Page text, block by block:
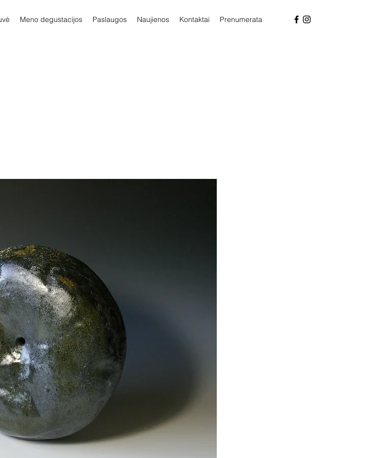
Meno degustacijos Paslaugos Naujienos Kontaktai Prenumerata